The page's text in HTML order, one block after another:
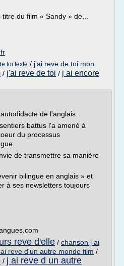
du film « Sandy » de...
toi texte / j'ai reve de toi mon
/ j'ai reve de toi / j ai encore
de l'anglais.
battus l'a amené à
du processus
de transmettre sa manière
bilingue en anglais » et
à ses newsletters toujours
reve d'elle / chanson j ai
reve d'un autre monde film /
/ j ai reve d un autre